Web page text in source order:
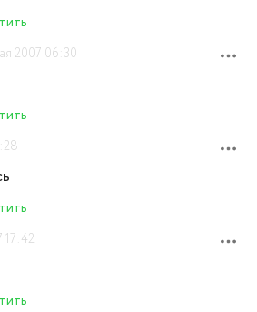
2007 06:30
17:42